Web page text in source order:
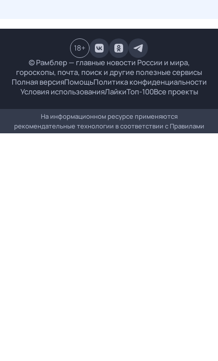
© Рамблер — главные новости России и мира,
гороскопы, почта, поиск и другие полезные сервисы
Полная версияПомощьПолитика конфиденциальности
Условия использованияЛайкиТоп-100Все проекты
18+
На информационном ресурсе применяются
рекомендательные технологии в соответствии с Правилами